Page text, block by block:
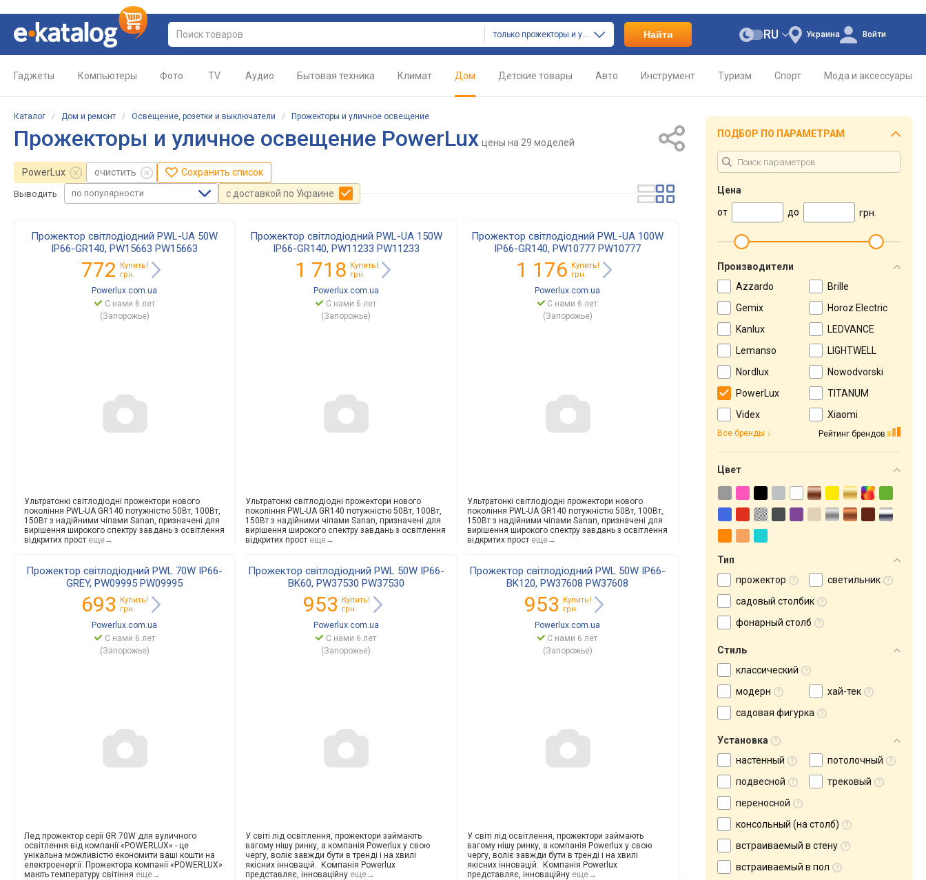
только прожекторы и уличное освещение Найти Украина
RU Войти
Гаджеты Компьютеры Фото TV Аудио Бытовая техника Климат Дом Детские товары Авто Инструмент Туризм Спорт Мода и аксессуары
Каталог / Дом и ремонт / Освещение, розетки и выключатели / Прожекторы и уличное освещение
Прожекторы и уличное освещение PowerLux цены на 29 моделей
PowerLux очистить Сохранить список
Выводить по популярности с доставкой по Украине
Прожектор світлодіодний PWL-UA 50W
IP66-GR140, PW15663 PW15663
772
Купить!
грн.
Powerlux.com.ua
С нами 6 лет
(Запорожье)
Ультратонкі світлодіодні прожектори нового
покоління PWL-UA GR140 потужністю 50Вт, 100Вт,
150Вт з надійними чіпами Sanan, призначені для
вирішення широкого спектру завдань з освітлення
відкритих прост еще→
Прожектор світлодіодний PWL-UA 150W
IP66-GR140, PW11233 PW11233
1 718 Купить!
грн.
Powerlux.com.ua
С нами 6 лет
(Запорожье)
Ультратонкі світлодіодні прожектори нового
покоління PWL-UA GR140 потужністю 50Вт, 100Вт,
150Вт з надійними чіпами Sanan, призначені для
вирішення широкого спектру завдань з освітлення
відкритих прост еще→
Прожектор світлодіодний PWL-UA 100W
IP66-GR140, PW10777 PW10777
1 176 Купить!
грн.
Powerlux.com.ua
С нами 6 лет
(Запорожье)
Ультратонкі світлодіодні прожектори нового
покоління PWL-UA GR140 потужністю 50Вт, 100Вт,
150Вт з надійними чіпами Sanan, призначені для
вирішення широкого спектру завдань з освітлення
відкритих простеще→
Прожектор світлодіодний PWL 70W IP66-
GREY, PW09995 PW09995
693
Купить!
грн.
Powerlux.com.ua
С нами 6 лет
(Запорожье)
Лед прожектор серіїGR 70W для вуличного
освітлення від компанії «POWERLUX» - це
унікальна можливістю економити ваші кошти на
електроенергії. Прожектора компанії «POWERLUX»
мають температуру світіння еще→
Прожектор світлодіодний PWL 50W IP66-
BK60, PW37530 PW37530
953
Купить!
грн.
Powerlux.com.ua
С нами 6 лет
(Запорожье)
У світі лід освітлення, прожектори займають
вагому нішу ринку, а компанія Powerlux у свою
чергу, воліє завжди бути в тренді і на хвилі
якісних інновацій. Компанія Powerlux
представляє, інноваційну еще→
Прожектор світлодіодний PWL 50W IP66-
BK120, PW37608 PW37608
953
Купить!
грн.
Powerlux.com.ua
С нами 6 лет
(Запорожье)
У світі лід освітлення, прожектори займають
вагому нішу ринку, а компанія Powerlux у свою
чергу, воліє завжди бути в тренді і на хвилі
якісних інновацій. Компанія Powerlux
представляє, інноваційнуеще→
ПОДБОР ПО ПАРАМЕТРАМ
Цена
от
до грн.
Производители
Azzardo
Brille
Gemix
Horoz Electric
Kanlux
LEDVANCE
Lemanso
LIGHTWELL
Nordlux
Nowodvorski
PowerLux
TITANUM
Videx
Xiaomi
Рейтинг брендов
Все бренды
Цвет
Тип
прожектор
светильник
садовый столбик
фонарный столб
Стиль
классический
модерн
хай-тек
садовая фигурка
Установка
настенный
потолочный
подвесной
трековый
переносной
консольный (на столб)
встраиваемый в стену
встраиваемый в пол